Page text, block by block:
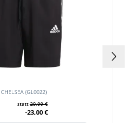
(GL0022)
statt29,99 €
-23,00 €